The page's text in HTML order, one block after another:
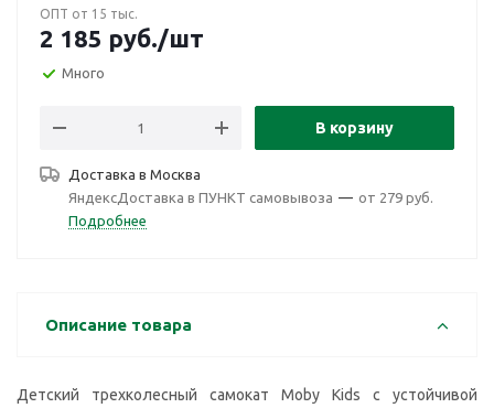
ОПТ от 15 тыс.
2 185 руб./шт
Много
В корзину
Доставка в Москва
ЯндексДоставка в ПУНКТ самовывоза — от 279 руб.
Подробнее
Описание товара
Детский трехколесный самокат Moby Kids с устойчивой